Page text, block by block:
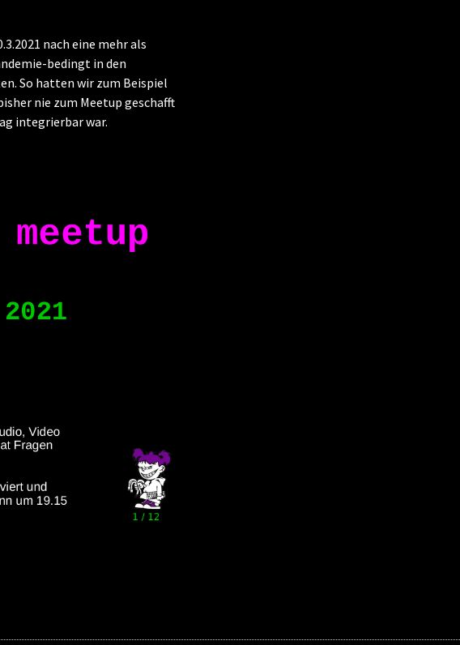
nach eine mehr als
bedingt in den
So hatten wir zum Beispiel
nie zum Meetup geschafft
integrierbar war.